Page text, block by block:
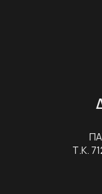
Τ.Κ.